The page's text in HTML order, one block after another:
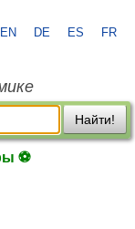
EN DE ES FR
Найти!
⚽